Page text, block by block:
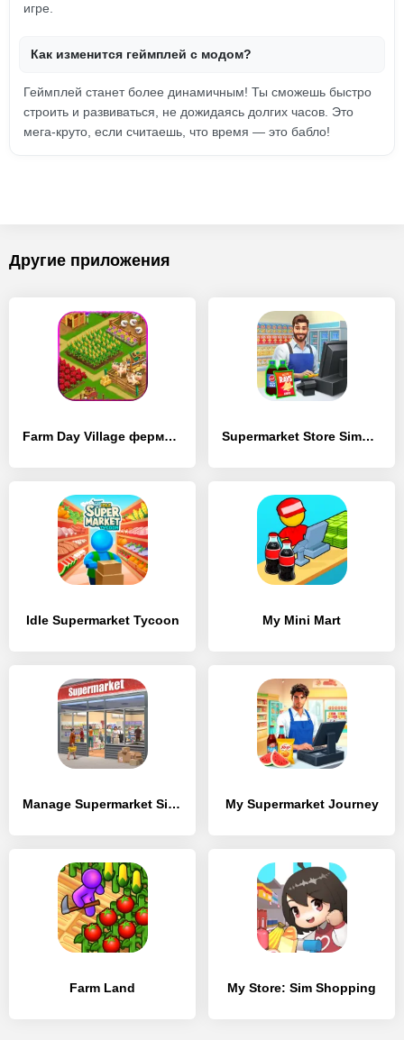
игре.
Как изменится геймплей с модом?
Геймплей станет более динамичным! Ты сможешь быстро
строить и развиваться, не дожидаясь долгих часов. Это
мега-круто, если считаешь, что время — это бабло!
Другие приложения
Farm Day Village фермер: Offline игры Supermarket Store Simulator
Idle Supermarket Tycoon My Mini Mart
Manage Supermarket Simulator My Supermarket Journey
Farm Land My Store: Sim Shopping